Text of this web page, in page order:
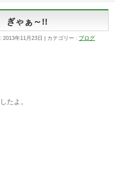
ぎゃぁ～!!
2013年11月23日 カテゴリー : ブログ
たよ。